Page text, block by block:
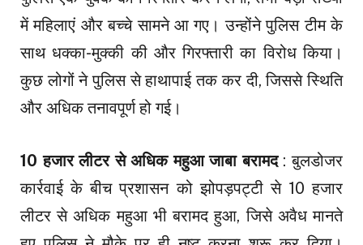
में महिलाएं और बच्चे सामने आ गए। उन्होंने पुलिस टीम के
साथ धक्का-मुक्की की और गिरफ्तारी का विरोध किया।
कुछ लोगों ने पुलिस से हाथापाई तक कर दी, जिससे स्थिति
और अधिक तनावपूर्ण हो गई।
10 हजार लीटर से अधिक महुआ जाबा बरामद: बुलडोजर
कार्रवाई के बीच प्रशासन को झोपड़पट्टी से 10 हजार
लीटर से अधिक महुआ भी बरामद हुआ, जिसे अवैध मानते